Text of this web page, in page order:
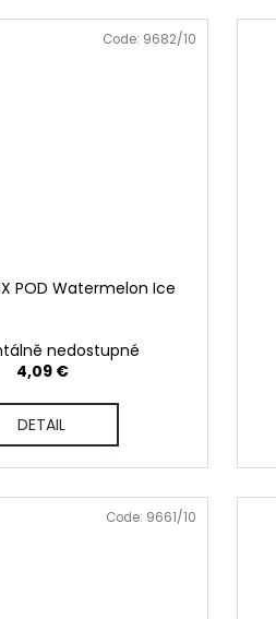
POD Watermelon Ice
nedostupné
4,09 €
DETAIL
Code: 9682/10
Code: 9661/10